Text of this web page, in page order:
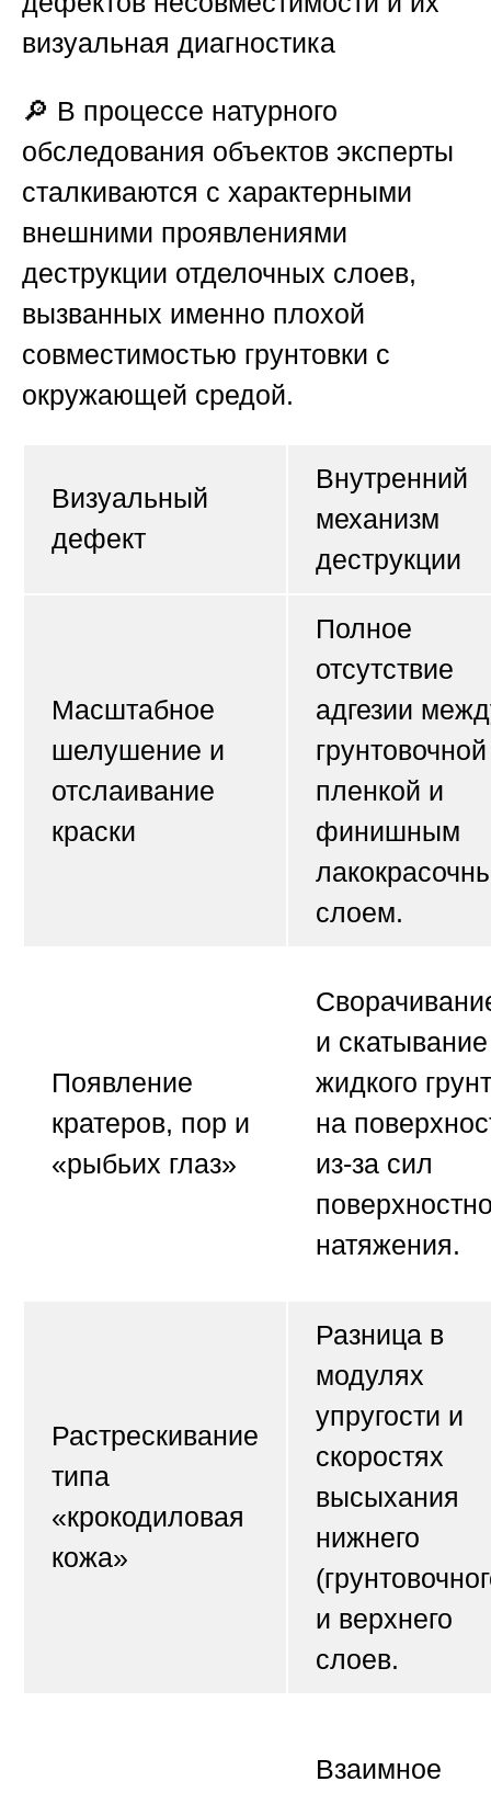
визуальная диагностика
🔎 В процессе натурного
обследования объектов эксперты
сталкиваются с характерными
внешними проявлениями
деструкции отделочных слоев,
вызванных именно плохой
совместимостью грунтовки с
окружающей средой.
Визуальный
дефект
Внутренний
механизм
деструкции
Масштабное
шелушение и
отслаивание
краски
Полное
отсутствие
адгезии
грунтовочной
пленкой и
финишным
слоем.
Появление
кратеров, пор и
«рыбьих глаз»
и скатывание
жидкого
на
из-за сил
натяжения.
Растрескивание
типа
«крокодиловая
кожа»
Разница в
модулях
упругости и
скоростях
высыхания
нижнего
и верхнего
слоев.
Взаимное